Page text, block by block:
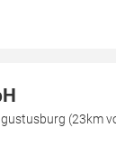
(23km